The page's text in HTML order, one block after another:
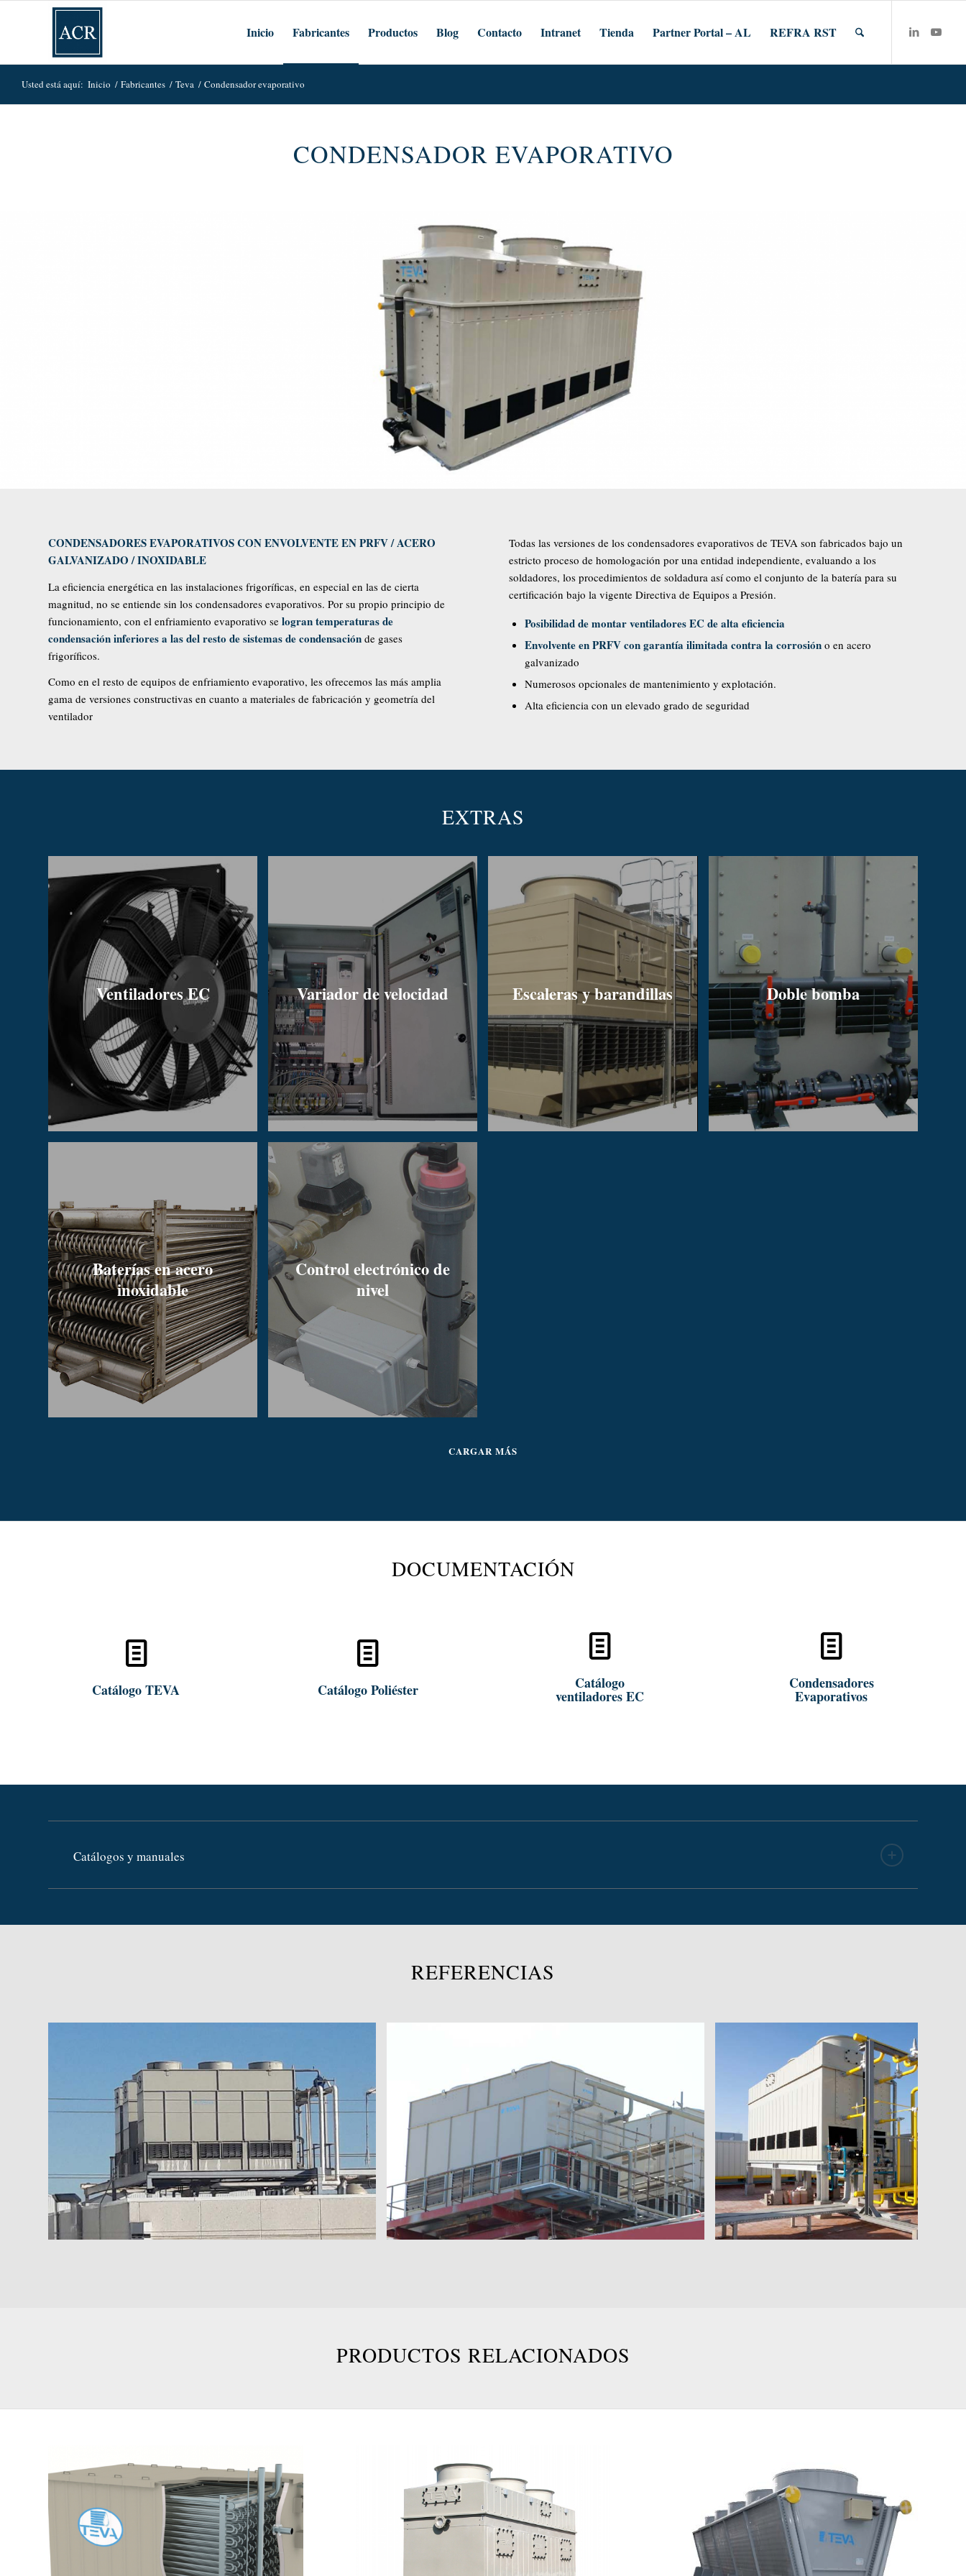
Inicio Fabricantes Productos Blog Contacto Intranet Tienda Partner Portal – AL REFRA RST
Usted está aquí: Inicio / Fabricantes / Teva / Condensador evaporativo
CONDENSADOR EVAPORATIVO
CONDENSADORES EVAPORATIVOS CON ENVOLVENTE EN PRFV / ACERO
GALVANIZADO / INOXIDABLE
La eficiencia energética en las instalaciones frigoríficas, en especial en las de cierta
magnitud, no se entiende sin los condensadores evaporativos. Por su propio principio de
funcionamiento, con el enfriamiento evaporativo se logran temperaturas de
condensación inferiores a las del resto de sistemas de condensación de gases
frigoríficos.
Como en el resto de equipos de enfriamiento evaporativo, les ofrecemos las más amplia
gama de versiones constructivas en cuanto a materiales de fabricación y geometría del
ventilador
Todas las versiones de los condensadores evaporativos de TEVA son fabricados bajo un
estricto proceso de homologación por una entidad independiente, evaluando a los
soldadores, los procedimientos de soldadura así como el conjunto de la batería para su
certificación bajo la vigente Directiva de Equipos a Presión.
Posibilidad de montar ventiladores EC de alta eficiencia
Envolvente en PRFV con garantía ilimitada contra la corrosión o en acero
galvanizado
Numerosos opcionales de mantenimiento y explotación.
Alta eficiencia con un elevado grado de seguridad
EXTRAS
Ventiladores EC Variador de velocidad Escaleras y barandillas Doble bomba
Baterías en acero
inoxidable
Control electrónico de
nivel
CARGAR MÁS
DOCUMENTACIÓN
Catálogo TEVA
Abrir
Catálogo Poliéster
Abrir
Catálogo
ventiladores EC
Condensadores
Evaporativos
Catálogos y manuales
REFERENCIAS
PRODUCTOS RELACIONADOS